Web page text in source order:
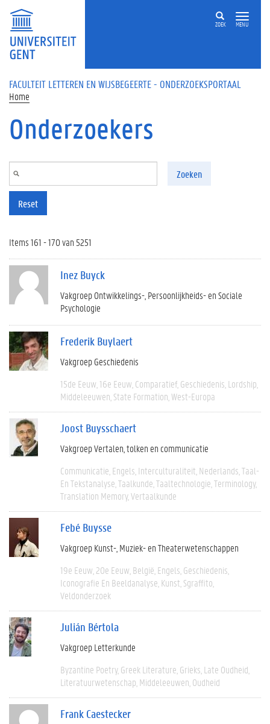
Overslaan en naar de inhoud gaan
ZOEK MENU
FACULTEIT LETTEREN EN WIJSBEGEERTE - ONDERZOEKSPORTAAL
Home
Onderzoekers
Zoeken
Reset
Items 161 - 170 van 5251
Inez Buyck
Vakgroep Ontwikkelings-, Persoonlijkheids- en Sociale
Psychologie
Frederik Buylaert
Vakgroep Geschiedenis
15de Eeuw 16e Eeuw Comparatief Geschiedenis Lordship
Middeleeuwen State Formation West-Europa
Joost Buysschaert
Vakgroep Vertalen, tolken en communicatie
Communicatie Engels Interculturaliteit Nederlands Taal-
En Tekstanalyse Taalkunde Taaltechnologie Terminology
Translation Memory Vertaalkunde
Febé Buysse
Vakgroep Kunst-, Muziek- en Theaterwetenschappen
19e Eeuw 20e Eeuw België Engels Geschiedenis
Iconografie En Beeldanalyse Kunst Sgraffito
Veldonderzoek
Julián Bértola
Vakgroep Letterkunde
Byzantine Poetry Greek Literature Grieks Late Oudheid
Literatuurwetenschap Middeleeuwen Oudheid
Frank Caestecker